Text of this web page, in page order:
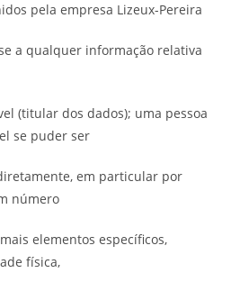
pela empresa Lizeux-Pereira
a qualquer informação relativa
(titular dos dados); uma pessoa
se puder ser
em particular por
número
elementos específicos,
física,